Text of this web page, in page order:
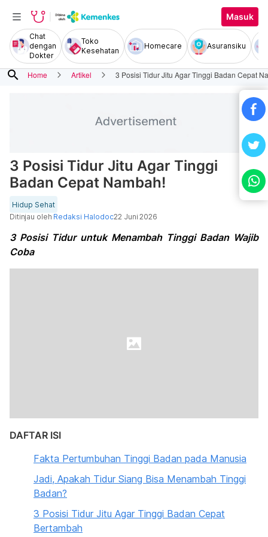
Masuk
Chat
dengan
Dokter
Toko
Kesehatan
Homecare Asuransiku
search Home Artikel 3 Posisi Tidur Jitu Agar Tinggi Badan Cepat
3 Posisi Tidur Jitu Agar Tinggi
Badan Cepat Nambah!
Hidup Sehat
Ditinjau oleh Redaksi Halodoc22 Juni 2026
3 Posisi Tidur untuk Menambah Tinggi Badan Wajib
Coba
DAFTAR ISI
Fakta Pertumbuhan Tinggi Badan pada Manusia
Jadi, Apakah Tidur Siang Bisa Menambah Tinggi
Badan?
3 Posisi Tidur Jitu Agar Tinggi Badan Cepat
Bertambah